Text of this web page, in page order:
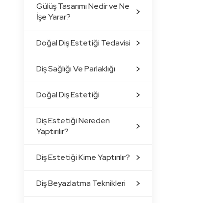
Gülüş Tasarımı Nedir ve Ne
İşe Yarar?
Doğal Diş Estetiği Tedavisi
Diş Sağlığı Ve Parlaklığı
Doğal Diş Estetiği
Diş Estetiği Nereden
Yaptırılır?
Diş Estetiği Kime Yaptırılır?
Diş Beyazlatma Teknikleri